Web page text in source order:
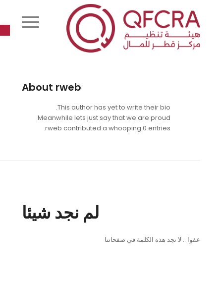
About rweb
This author has yet to write their bio.
Meanwhile lets just say that we are proud
rweb contributed a whooping 0 entries.
لم نجد شيئا
عفوا .. لا نجد هذه الكلمة في صفحاتنا